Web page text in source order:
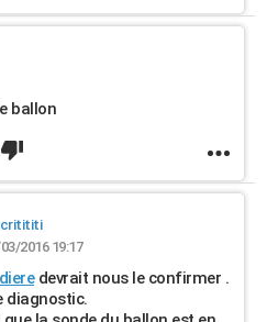
ballon
2016 19:17
devrait nous le confirmer .
diagnostic.